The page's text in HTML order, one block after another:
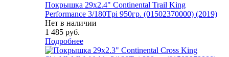
Покрышка 29x2.4" Continental Trail King
Performance 3/180Tpi 950гр. (01502370000) (2019)
Нет в наличии
1 485 руб.
Подробнее